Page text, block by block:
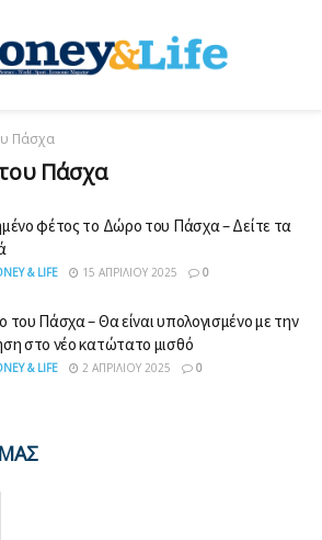
Πάσχα
Πάσχα
φέτος το Δώρο του Πάσχα – Δείτε τα
& LIFE 15 ΑΠΡΙΛΊΟΥ 2025 0
του Πάσχα – Θα είναι υπολογισμένο με την
στο νέο κατώτατο μισθό
& LIFE 2 ΑΠΡΙΛΊΟΥ 2025 0